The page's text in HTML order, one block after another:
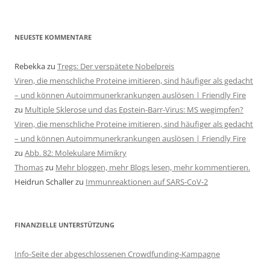
NEUESTE KOMMENTARE
Rebekkazu Tregs: Der verspätete Nobelpreis
Viren, die menschliche Proteine imitieren, sind häufiger als gedacht
– und können Autoimmunerkrankungen auslösen | Friendly Fire
zu Multiple Sklerose und das Epstein-Barr-Virus: MS wegimpfen?
Viren, die menschliche Proteine imitieren, sind häufiger als gedacht
– und können Autoimmunerkrankungen auslösen | Friendly Fire
zu Abb. 82: Molekulare Mimikry
Thomaszu Mehr bloggen, mehr Blogs lesen, mehr kommentieren.
Heidrun Schallerzu Immunreaktionen auf SARS-CoV-2
FINANZIELLE UNTERSTÜTZUNG
Info-Seite der abgeschlossenen Crowdfunding-Kampagne